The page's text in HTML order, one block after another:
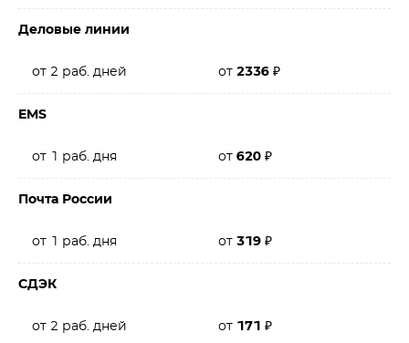
Деловые линии
от 2 раб. дней от 2336 ₽
EMS
от 1 раб. дня от 620 ₽
Почта России
от 1 раб. дня от 319 ₽
СДЭК
от 2 раб. дней от 171 ₽